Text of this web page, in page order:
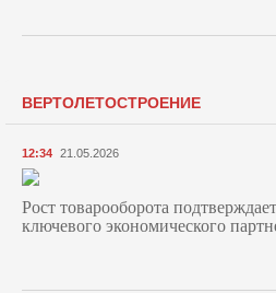
ВЕРТОЛЕТОСТРОЕНИЕ
12:34 21.05.2026
Рост товарооборота
ключевого экономического